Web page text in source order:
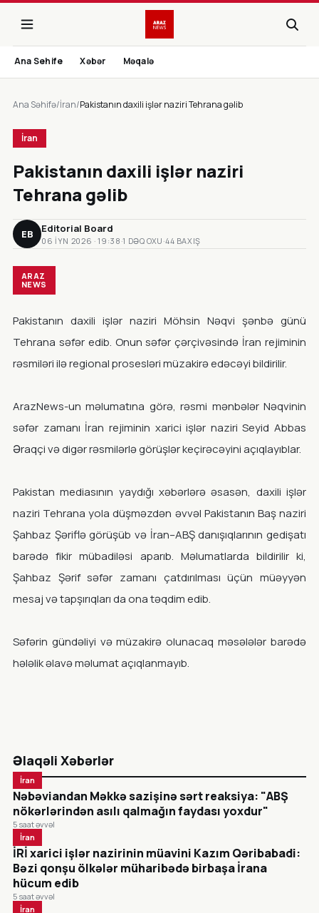
Ana Sehife Xəbər Məqalə
Ana Səhifə/İran/Pakistanın daxili işlər naziri Tehrana gəlib
İran
Pakistanın daxili işlər naziri
Tehrana gəlib
EB Editorial Board
06 IYN 2026 · 19:38 ·1 DƏQ OXU ·44 BAXIŞ
ARAZ
NEWS
Pakistanın daxili işlər naziri Möhsin Nəqvi şənbə günü
Tehrana səfər edib. Onun səfər çərçivəsində İran rejiminin
rəsmiləri ilə regional prosesləri müzakirə edəcəyi bildirilir.
ArazNews-un məlumatına görə, rəsmi mənbələr Nəqvinin
səfər zamanı İran rejiminin xarici işlər naziri Seyid Abbas
Əraqçi və digər rəsmilərlə görüşlər keçirəcəyini açıqlayıblar.
Pakistan mediasının yaydığı xəbərlərə əsasən, daxili işlər
naziri Tehrana yola düşməzdən əvvəl Pakistanın Baş naziri
Şahbaz Şəriflə görüşüb və İran–ABŞ danışıqlarının gedişatı
barədə fikir mübadiləsi aparıb. Məlumatlarda bildirilir ki,
Şahbaz Şərif səfər zamanı çatdırılması üçün müəyyən
mesaj və tapşırıqları da ona təqdim edib.
Səfərin gündəliyi və müzakirə olunacaq məsələlər barədə
hələlik əlavə məlumat açıqlanmayıb.
Əlaqəli Xəbərlər
İran
Nəbəviandan Məkkə sazişinə sərt reaksiya: "ABŞ
nökərlərindən asılı qalmağın faydası yoxdur"
5 saat əvvəl
İran
İRİ xarici işlər nazirinin müavini Kazım Qəribabadi:
Bəzi qonşu ölkələr müharibədə birbaşa İrana
hücum edib
5 saat əvvəl
İran